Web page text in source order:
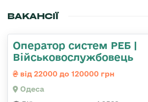
ВАКАНСІЇ
Оператор систем РЕБ |
Військовослужбовець
від 22000 до 120000 грн
Одеса